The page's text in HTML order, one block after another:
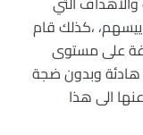
،كذلك قام
على مستوى
وبدون ضجة
الى هذا